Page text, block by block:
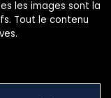
les images sont la
Tout le contenu